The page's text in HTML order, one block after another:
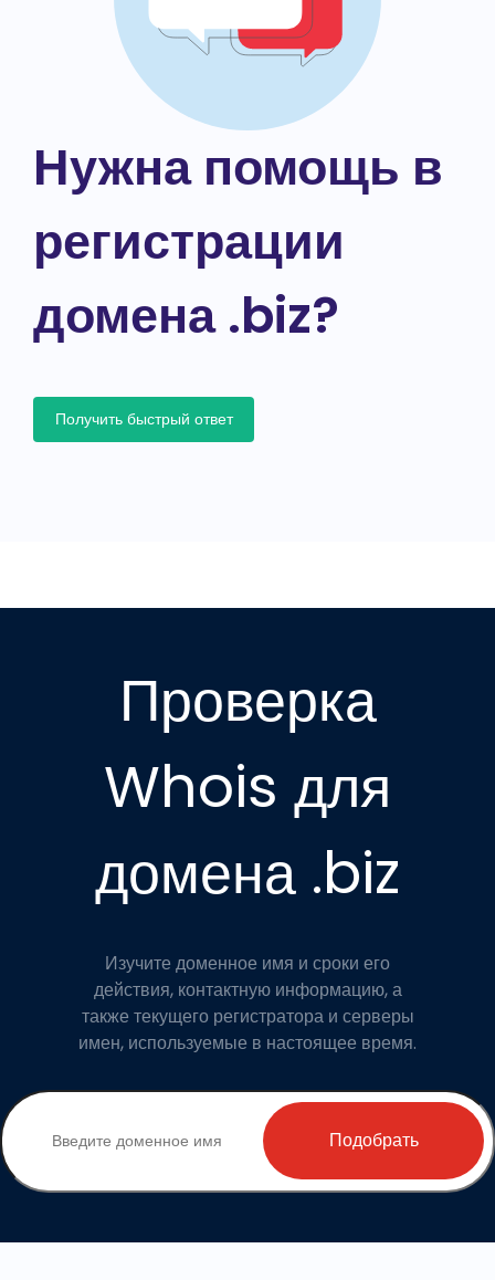
Нужна помощь в
регистрации
домена .biz?
Получить быстрый ответ
Проверка
Whois для
домена .biz
Изучите доменное имя и сроки его
действия, контактную информацию, а
также текущего регистратора и серверы
имен, используемые в настоящее время.
Подобрать